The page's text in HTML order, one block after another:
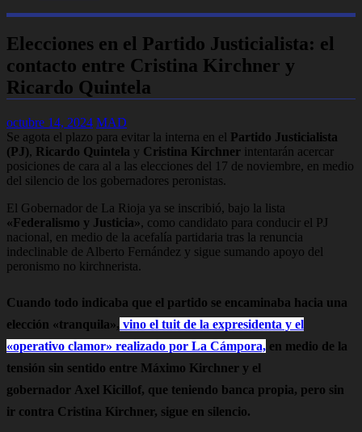
Elecciones en el Partido Justicialista: el
contacto entre Cristina Kirchner y
Ricardo Quintela
octubre 14, 2024 MAD
Se agota el plazo para evitar la interna en el Partido Justicialista
(PJ), Ricardo Quintela y Cristina Kirchner intentarán acercar
posiciones de cara al a las elecciones del 17 de noviembre, en medio
del silencio de los gobernadores peronistas.
El Gobernador de La Rioja ya se inscribió, bajo la lista
«Federalismo y Justicia», como candidato para conducir el PJ
nacional, en medio de la acefalía partidaria tras la renuncia
indeclinable de Alberto Fernández y sigue sumando apoyo del
peronismo no kirchnerista.
Cuando todo indicaba que el partido se encaminaba hacia una
elección «tranquila», vino el tuit de la expresidenta y el
«operativo clamor» realizado por La Cámpora, en medio de la
tensión sin sentido entre Máximo Kirchner y el
gobernador Axel Kicillof, que teniendo banca propia, pero sin
ir contra Cristina Kirchner, sigue en silencio.